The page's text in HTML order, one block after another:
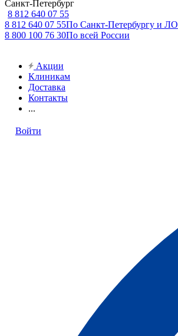
Санкт-Петербург
8 812 640 07 55
8 812 640 07 55По Санкт-Петербургу и ЛО
8 800 100 76 30По всей России
Акции
Клиникам
Доставка
Контакты
...
Войти